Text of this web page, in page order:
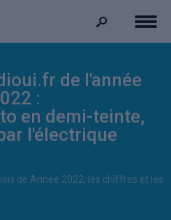
de l'année
:
en demi-teinte,
l'électrique
de Année 2022, les chiffres et les